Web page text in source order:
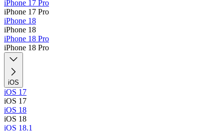
iPhone 17 Pro
iPhone 17 Pro
iPhone 18
iPhone 18
iPhone 18 Pro
iPhone 18 Pro
iOS
iOS 17
iOS 17
iOS 18
iOS 18
iOS 18.1